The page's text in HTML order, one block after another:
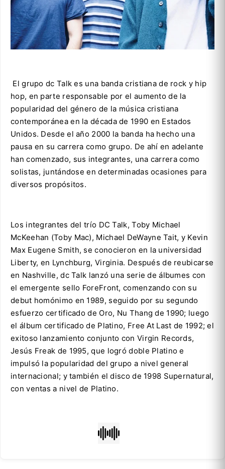
El grupo dc Talk es una banda cristiana de rock y hip
hop, en parte responsable por el aumento de la
popularidad del género de la música cristiana
contemporánea en la década de 1990 en Estados
Unidos. Desde el año 2000 la banda ha hecho una
pausa en su carrera como grupo. De ahí en adelante
han comenzado, sus integrantes, una carrera como
solistas, juntándose en determinadas ocasiones para
diversos propósitos.
Los integrantes del trío DC Talk, Toby Michael
McKeehan (Toby Mac), Michael DeWayne Tait, y Kevin
Max Eugene Smith, se conocieron en la universidad
Liberty, en Lynchburg, Virginia. Después de reubicarse
en Nashville, dc Talk lanzó una serie de álbumes con
el emergente sello ForeFront, comenzando con su
debut homónimo en 1989, seguido por su segundo
esfuerzo certificado de Oro, Nu Thang de 1990; luego
el álbum certificado de Platino, Free At Last de 1992; el
exitoso lanzamiento conjunto con Virgin Records,
Jesús Freak de 1995, que logró doble Platino e
impulsó la popularidad del grupo a nivel general
internacional; y también el disco de 1998 Supernatural,
con ventas a nivel de Platino.